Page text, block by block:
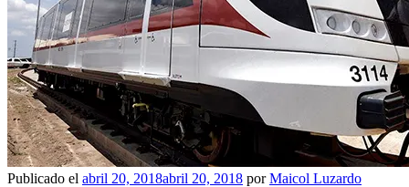
Publicado el abril 20, 2018abril 20, 2018 porMaicol Luzardo